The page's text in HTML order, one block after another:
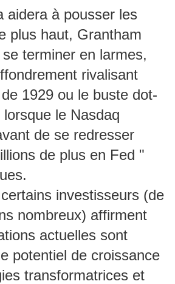
aidera à pousser les
plus haut, Grantham
terminer en larmes,
rivalisant
1929 ou le buste dot-
le Nasdaq
de se redresser
de plus en Fed "
investisseurs (de
nombreux) affirment
actuelles sont
potentiel de croissance
transformatrices et